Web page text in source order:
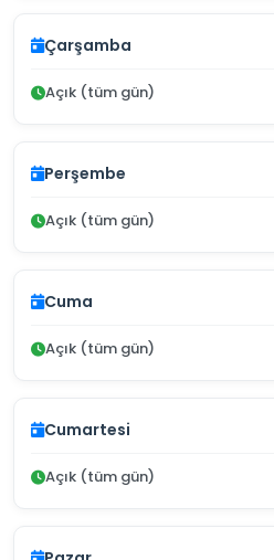
Çarşamba
Açık (tüm gün)
Perşembe
Açık (tüm gün)
Cuma
Açık (tüm gün)
Cumartesi
Açık (tüm gün)